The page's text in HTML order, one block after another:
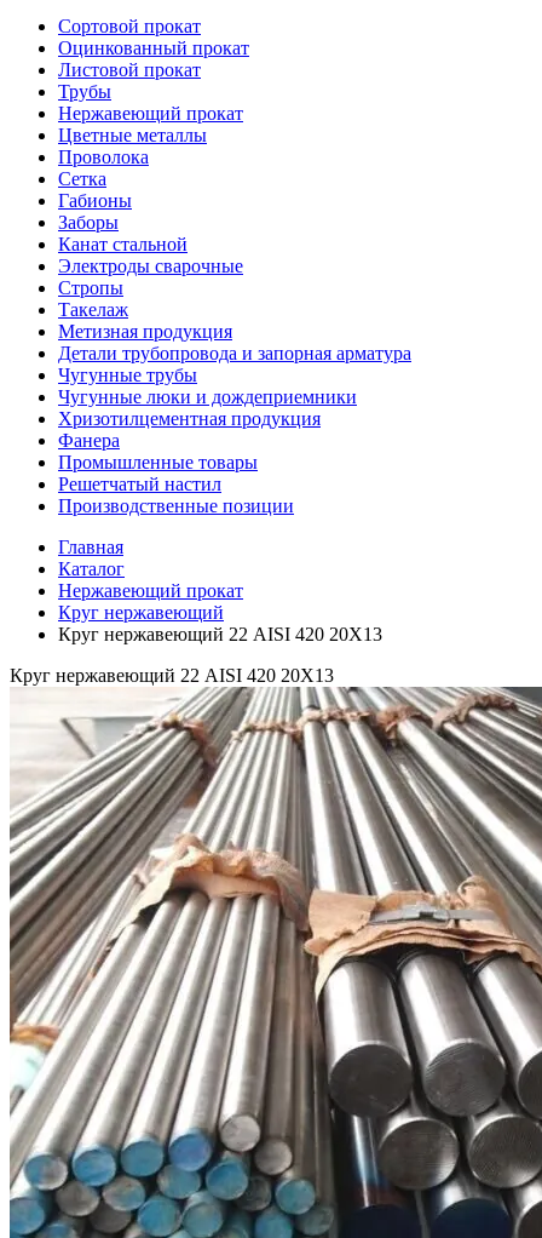
Сортовой прокат
Оцинкованный прокат
Листовой прокат
Трубы
Нержавеющий прокат
Цветные металлы
Проволока
Сетка
Габионы
Заборы
Канат стальной
Электроды сварочные
Стропы
Такелаж
Метизная продукция
Детали трубопровода и запорная арматура
Чугунные трубы
Чугунные люки и дождеприемники
Хризотилцементная продукция
Фанера
Промышленные товары
Решетчатый настил
Производственные позиции
Главная
Каталог
Нержавеющий прокат
Круг нержавеющий
Круг нержавеющий 22 AISI 420 20Х13
Круг нержавеющий 22 AISI 420 20Х13